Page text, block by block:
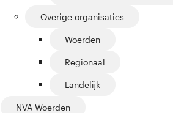
Overige organisaties
Woerden
Regionaal
Landelijk
NVA Woerden